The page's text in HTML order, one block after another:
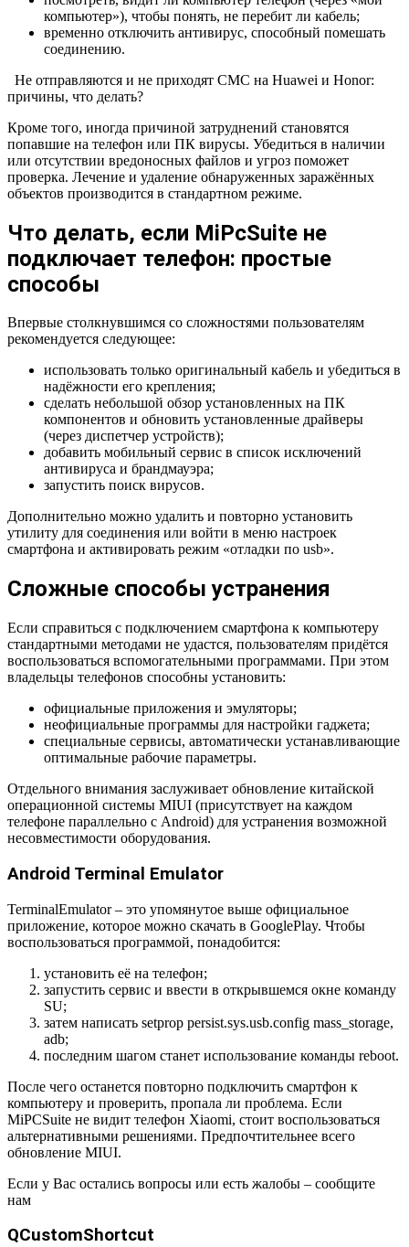
компьютер»), чтобы понять, не перебит ли кабель;
временно отключить антивирус, способный помешать
соединению.
Не отправляются и не приходят СМС на Huawei и Honor:
причины, что делать?
Кроме того, иногда причиной затруднений становятся
попавшие на телефон или ПК вирусы. Убедиться в наличии
или отсутствии вредоносных файлов и угроз поможет
проверка. Лечение и удаление обнаруженных заражённых
объектов производится в стандартном режиме.
Что делать, если MiPcSuite не
подключает телефон: простые
способы
Впервые столкнувшимся со сложностями пользователям
рекомендуется следующее:
использовать только оригинальный кабель и убедиться в
надёжности его крепления;
сделать небольшой обзор установленных на ПК
компонентов и обновить установленные драйверы
(через диспетчер устройств);
добавить мобильный сервис в список исключений
антивируса и брандмауэра;
запустить поиск вирусов.
Дополнительно можно удалить и повторно установить
утилиту для соединения или войти в меню настроек
смартфона и активировать режим «отладки по usb».
Сложные способы устранения
Если справиться с подключением смартфона к компьютеру
стандартными методами не удастся, пользователям придётся
воспользоваться вспомогательными программами. При этом
владельцы телефонов способны установить:
официальные приложения и эмуляторы;
неофициальные программы для настройки гаджета;
специальные сервисы, автоматически устанавливающие
оптимальные рабочие параметры.
Отдельного внимания заслуживает обновление китайской
операционной системы MIUI (присутствует на каждом
телефоне параллельно с Android) для устранения возможной
несовместимости оборудования.
Android Terminal Emulator
TerminalEmulator– это упомянутое выше официальное
приложение, которое можно скачать в GooglePlay. Чтобы
воспользоваться программой, понадобится:
установить её на телефон;
запустить сервис и ввести в открывшемся окне команду
SU;
затем написать setprop persist.sys.usb.config mass_storage,
adb;
последним шагом станет использование команды reboot.
После чего останется повторно подключить смартфон к
компьютеру и проверить, пропала ли проблема. Если
MiPCSuite не видит телефон Xiaomi, стоит воспользоваться
альтернативными решениями. Предпочтительнее всего
обновление MIUI.
Если у Вас остались вопросы или есть жалобы – сообщите
нам
QCustomShortcut